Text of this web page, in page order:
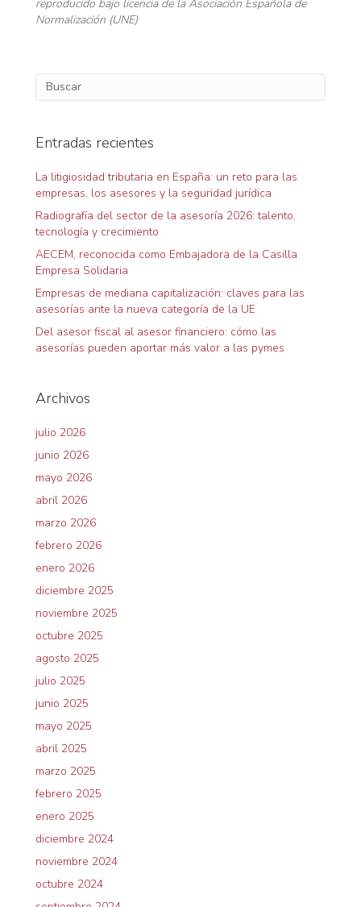
reproducido bajo licencia de la Asociación Española de
Normalización (UNE)
Entradas recientes
La litigiosidad tributaria en España: un reto para las
empresas, los asesores y la seguridad jurídica
Radiografía del sector de la asesoría 2026: talento,
tecnología y crecimiento
AECEM, reconocida como Embajadora de la Casilla
Empresa Solidaria
Empresas de mediana capitalización: claves para las
asesorías ante la nueva categoría de la UE
Del asesor fiscal al asesor financiero: cómo las
asesorías pueden aportar más valor a las pymes
Archivos
julio 2026
junio 2026
mayo 2026
abril 2026
marzo 2026
febrero 2026
enero 2026
diciembre 2025
noviembre 2025
octubre 2025
agosto 2025
julio 2025
junio 2025
mayo 2025
abril 2025
marzo 2025
febrero 2025
enero 2025
diciembre 2024
noviembre 2024
octubre 2024